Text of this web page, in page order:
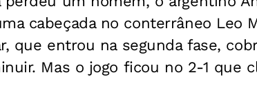
cabeçada no conterrâneo Leo
que entrou na segunda fase,
Mas o jogo ficou no 2-1 que